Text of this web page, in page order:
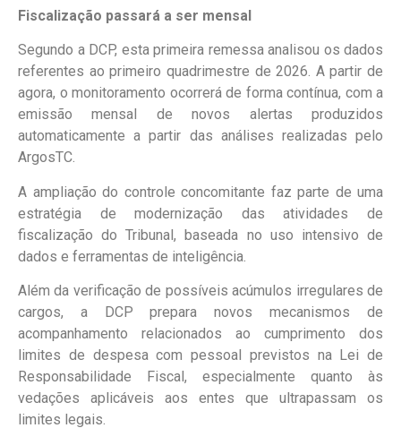
Fiscalização passará a ser mensal
Segundo a DCP, esta primeira remessa analisou os dados
referentes ao primeiro quadrimestre de 2026. A partir de
agora, o monitoramento ocorrerá de forma contínua, com a
emissão mensal de novos alertas produzidos
automaticamente a partir das análises realizadas pelo
ArgosTC.
A ampliação do controle concomitante faz parte de uma
estratégia de modernização das atividades de
fiscalização do Tribunal, baseada no uso intensivo de
dados e ferramentas de inteligência.
Além da verificação de possíveis acúmulos irregulares de
cargos, a DCP prepara novos mecanismos de
acompanhamento relacionados ao cumprimento dos
limites de despesa com pessoal previstos na Lei de
Responsabilidade Fiscal, especialmente quanto às
vedações aplicáveis aos entes que ultrapassam os
limites legais.